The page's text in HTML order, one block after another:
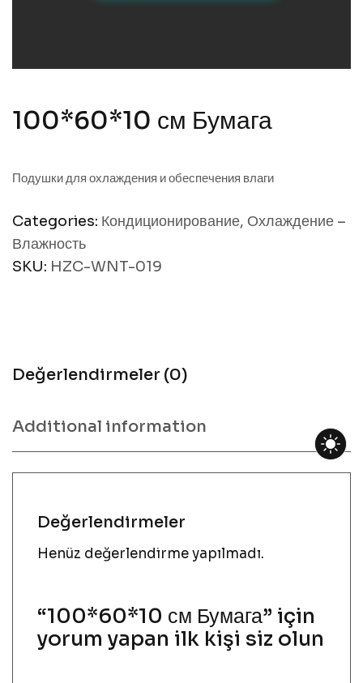
100*60*10 см Бумага
Подушки для охлаждения и обеспечения влаги
Categories: Кондиционирование, Охлаждение –
Влажность
SKU: HZC-WNT-019
Değerlendirmeler (0)
Additional information
Değerlendirmeler
Henüz değerlendirme yapılmadı.
“100*60*10 см Бумага” için
yorum yapan ilk kişi siz olun